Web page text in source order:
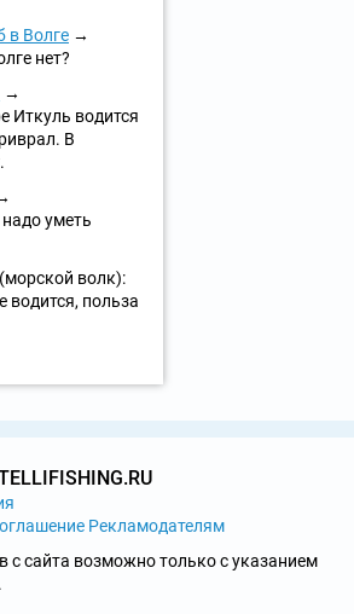
в Волге
нет?
Иткуль водится
В
уметь
волк):
водится, польза
Рекламодателям
с сайта возможно только с указанием